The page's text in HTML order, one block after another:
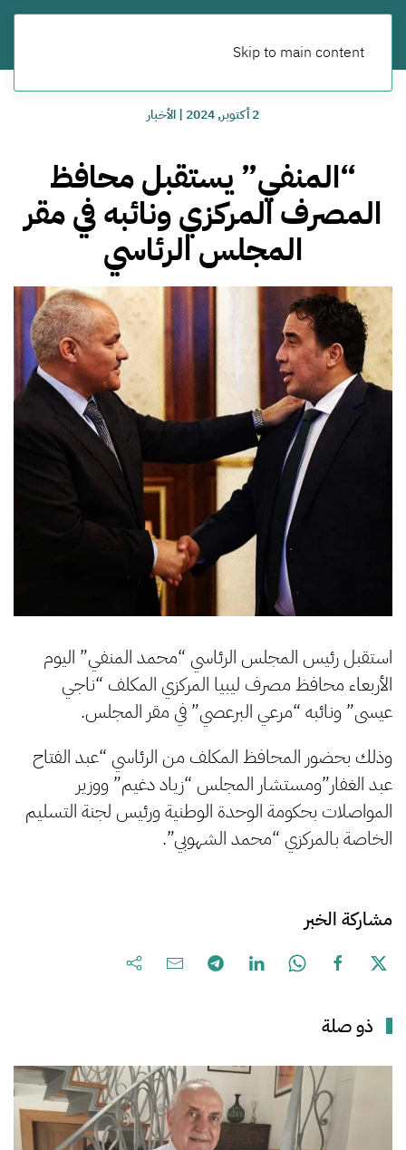
Skip to main content
2 أكتوبر, 2024 |الأخبار
“المنفي” يستقبل محافظ
المصرف المركزي ونائبه في مقر
المجلس الرئاسي
استقبل رئيس المجلس الرئاسي “محمد المنفي” اليوم
الأربعاء محافظ مصرف ليبيا المركزي المكلف “ناجي
عيسى” ونائبه “مرعي البرعصي” في مقر المجلس.
وذلك بحضور المحافظ المكلف من الرئاسي “عبد الفتاح
عبد الغفار”ومستشار المجلس “زياد دغيم” ووزير
المواصلات بحكومة الوحدة الوطنية ورئيس لجنة التسليم
الخاصة بالمركزي “محمد الشهوبي”.
مشاركة الخبر
ذو صلة